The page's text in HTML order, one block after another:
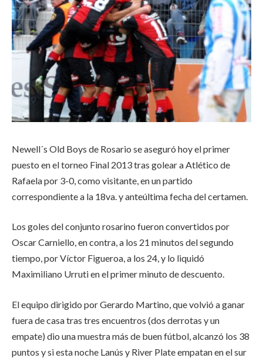
Newell´s Old Boys de Rosario se aseguró hoy el primer
puesto en el torneo Final 2013 tras golear a Atlético de
Rafaela por 3-0, como visitante, en un partido
correspondiente a la 18va. y anteúltima fecha del certamen.
Los goles del conjunto rosarino fueron convertidos por
Oscar Carniello, en contra, a los 21 minutos del segundo
tiempo, por Víctor Figueroa, a los 24, y lo liquidó
Maximiliano Urruti en el primer minuto de descuento.
El equipo dirigido por Gerardo Martino, que volvió a ganar
fuera de casa tras tres encuentros (dos derrotas y un
empate) dio una muestra más de buen fútbol, alcanzó los 38
puntos y si esta noche Lanús y River Plate empatan en el sur